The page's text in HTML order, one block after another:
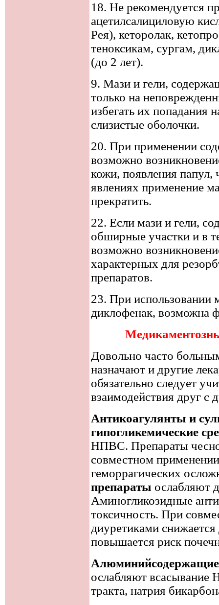
18. Не рекомендуется
ацетилсалициловую
Рея), кеторолак,
теноксикам, сургам,
(до 2 лет).
9. Мази и гели,
только на
избегать их попадания
слизистые оболочки.
20. При применении
возможно
кожи, появления
явлениях применение
прекратить.
22. Если мази и гели,
обширные участки и в
возможно
характерных для
препаратов.
23. При использовании
диклофенак, возможна
Довольно часто
назначают и другие
обязательно следует
взаимодействия друг с
Антикоагулянты и
гипогликемические
НПВС. Препараты
совместном
геморрагических
препараты ослабляют
Аминогликозидные
токсичность. При
диуретиками
повышается риск
ослабляют
тракта, натрия